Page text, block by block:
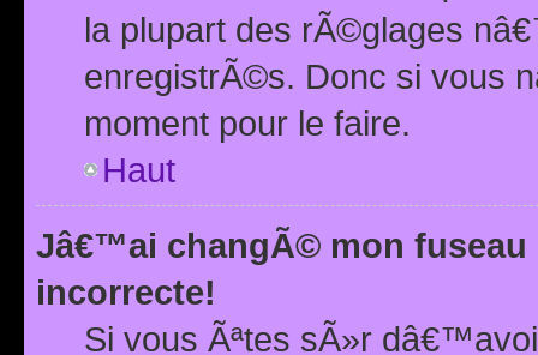
la plupart des rÃ©glages
enregistrÃ©s. Donc si vous
moment pour le faire.
Haut
Jâ€™ai changÃ© mon
incorrecte!
Si vous Ãªtes sÃ»r